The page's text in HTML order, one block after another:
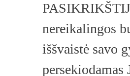
nereikalingos
iššvaistė savo
persekiodamas